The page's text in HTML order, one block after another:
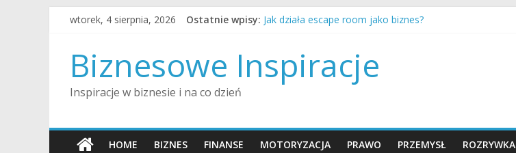
Skipwtorek, 4 sierpnia, 2026 Ostatnie wpisy: Jak działa escape room jako biznes?
Jak dobrze wybrać plan taryfowy w kinie multipleks?
Jak zostać twórcą na YouTube i zarabiać?
Biznesowe Inspiracje
Inspiracje w biznesie i na co dzień
HOME BIZNES FINANSE MOTORYZACJA PRAWO PRZEMYSŁ ROZRYWKA